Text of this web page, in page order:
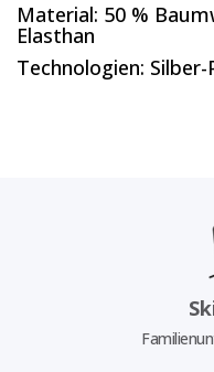
Material: 50 %
Elasthan
Technologien: Silber-